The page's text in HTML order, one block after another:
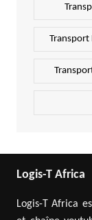
Transport
Logis-T Africa
Logis-T Africa